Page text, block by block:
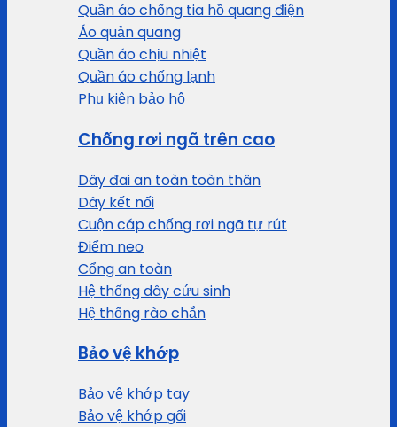
Quần áo chống tia hồ quang điện
Áo quản quang
Quần áo chịu nhiệt
Quần áo chống lạnh
Phụ kiện bảo hộ
Chống rơi ngã trên cao
Dây đai an toàn toàn thân
Dây kết nối
Cuộn cáp chống rơi ngã tự rút
Điểm neo
Cổng an toàn
Hệ thống dây cứu sinh
Hệ thống rào chắn
Bảo vệ khớp
Bảo vệ khớp tay
Bảo vệ khớp gối